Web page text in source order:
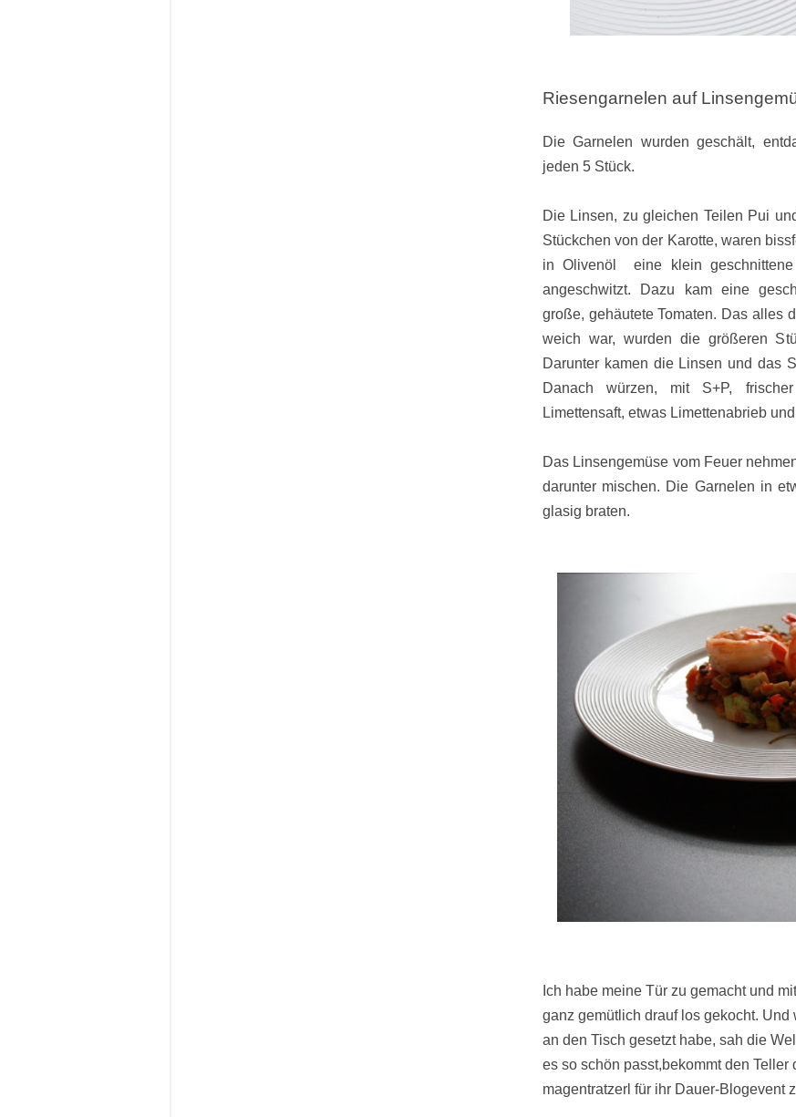
Riesengarnelen auf
Die Garnelen wurden geschält,
jeden 5 Stück.
Die Linsen, zu gleichen Teilen Pui
Stückchen von der Karotte, waren
in Olivenöl eine klein
angeschwitzt. Dazu kam eine
große, gehäutete Tomaten. Das alles
weich war, wurden die größeren
Darunter kamen die Linsen und das
Danach würzen, mit S+P,
Limettensaft, etwas Limettenabrieb
Das Linsengemüse vom Feuer
darunter mischen. Die Garnelen in
glasig braten.
Ich habe meine Tür zu gemacht und
ganz gemütlich drauf los gekocht.
an den Tisch gesetzt habe, sah die
es so schön passt,bekommt den Teller
magentratzerl für ihr Dauer-Blogevent